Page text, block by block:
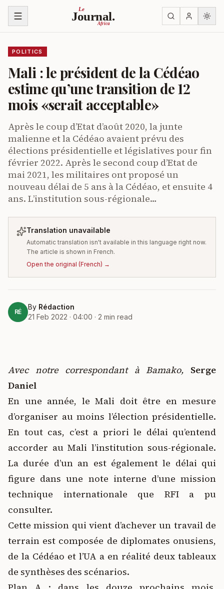
Skip to content Le
Journal.
Africa
POLITICS
Mali : le président de la Cédéao
estime qu’une transition de 12
mois «serait acceptable»
Après le coup d’Etat d’août 2020, la junte
malienne et la Cédéao avaient prévu des
élections présidentielle et législatives pour fin
février 2022. Après le second coup d’Etat de
mai 2021, les militaires ont proposé un
nouveau délai de 5 ans à la Cédéao, et ensuite 4
ans. L’institution sous-régionale…
Translation unavailable
Automatic translation isn't available in this language right now.
The article is shown in French.
Open the original (French) →
RÉ
By Rédaction
21 Feb 2022 · 04:00 · 2 min read
Avec notre correspondant à Bamako, Serge
Daniel
En une année, le Mali doit être en mesure
d’organiser au moins l’élection présidentielle.
En tout cas, c’est a priori le délai qu’entend
accorder au Mali l’institution sous-régionale.
La durée d’un an est également le délai qui
figure dans une note interne d’une mission
technique internationale que RFI a pu
consulter.
Cette mission qui vient d’achever un travail de
terrain est composée de diplomates onusiens,
de la Cédéao et l’UA a en réalité deux tableaux
de synthèses des scénarios.